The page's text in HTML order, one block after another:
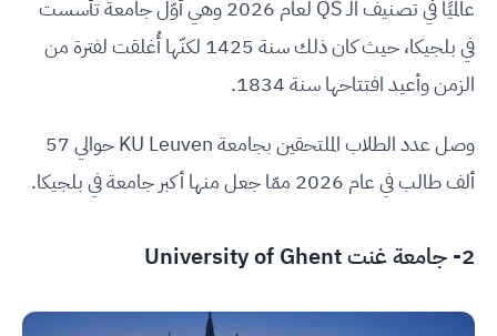
عالميًا في تصنيف الـ QS لعام 2026 وهي أوّل جامعة تأسست
في بلجيكا، حيث كان ذلك سنة 1425 لكنّها أُغلقت لفترة من
الزمن وأعيد افتتاحها سنة 1834.
وصل عدد الطلاب الملتحقين بجامعة KU Leuven حوالي 57
ألف طالب في عام 2026 ممّا جعل منها أكبر جامعة في بلجيكا.
2- جامعة غنت University of Ghent